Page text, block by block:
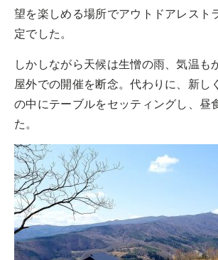
望を楽しめる場所でアウトドアレスト
定でした。
しかしながら天候は生憎の雨、気温も
屋外での開催を断念。代わりに、新し
の中にテーブルをセッティングし、昼
た。